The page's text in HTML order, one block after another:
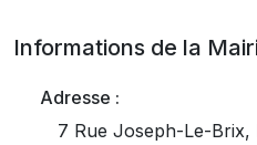
Informations de la
Adresse :
7 Rue Joseph-Le-Brix,